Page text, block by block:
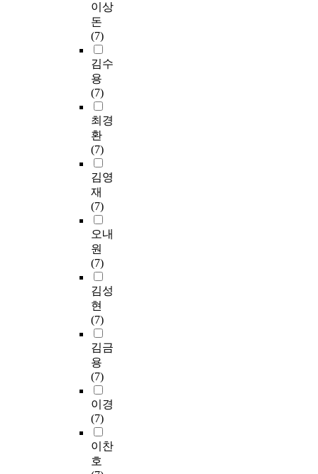
이상
돈
(7)
김수
용
(7)
최경
환
(7)
김영
재
(7)
오내
원
(7)
김성
현
(7)
김금
용
(7)
이경
(7)
이찬
호